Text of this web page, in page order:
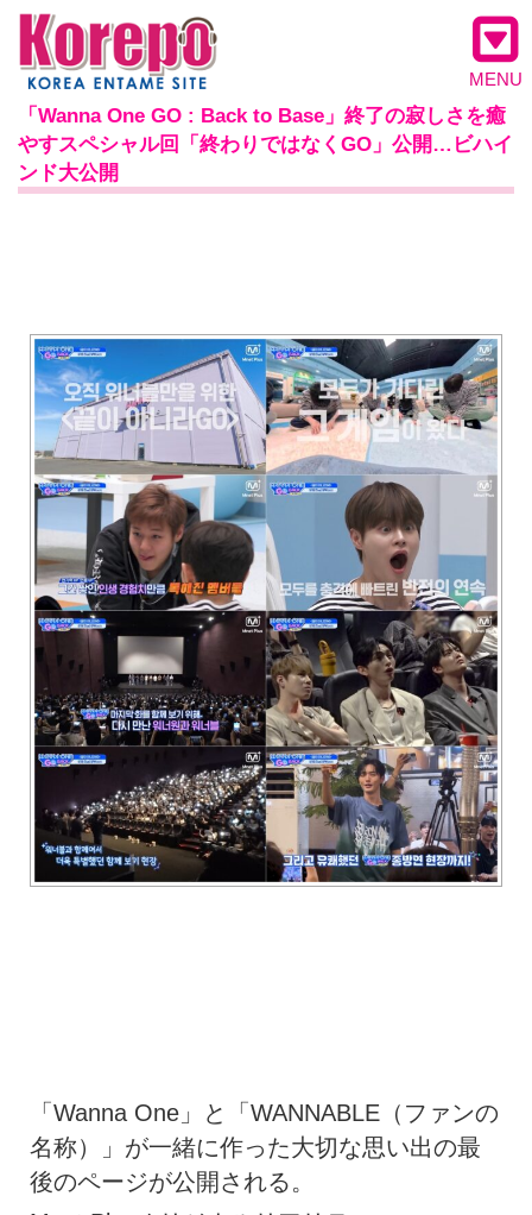
MENU
「Wanna One GO : Back to Base」終了の寂しさを癒
やすスペシャル回「終わりではなくGO」公開…ビハイ
ンド大公開
「Wanna One」と「WANNABLE（ファンの
名称）」が一緒に作った大切な思い出の最
後のページが公開される。